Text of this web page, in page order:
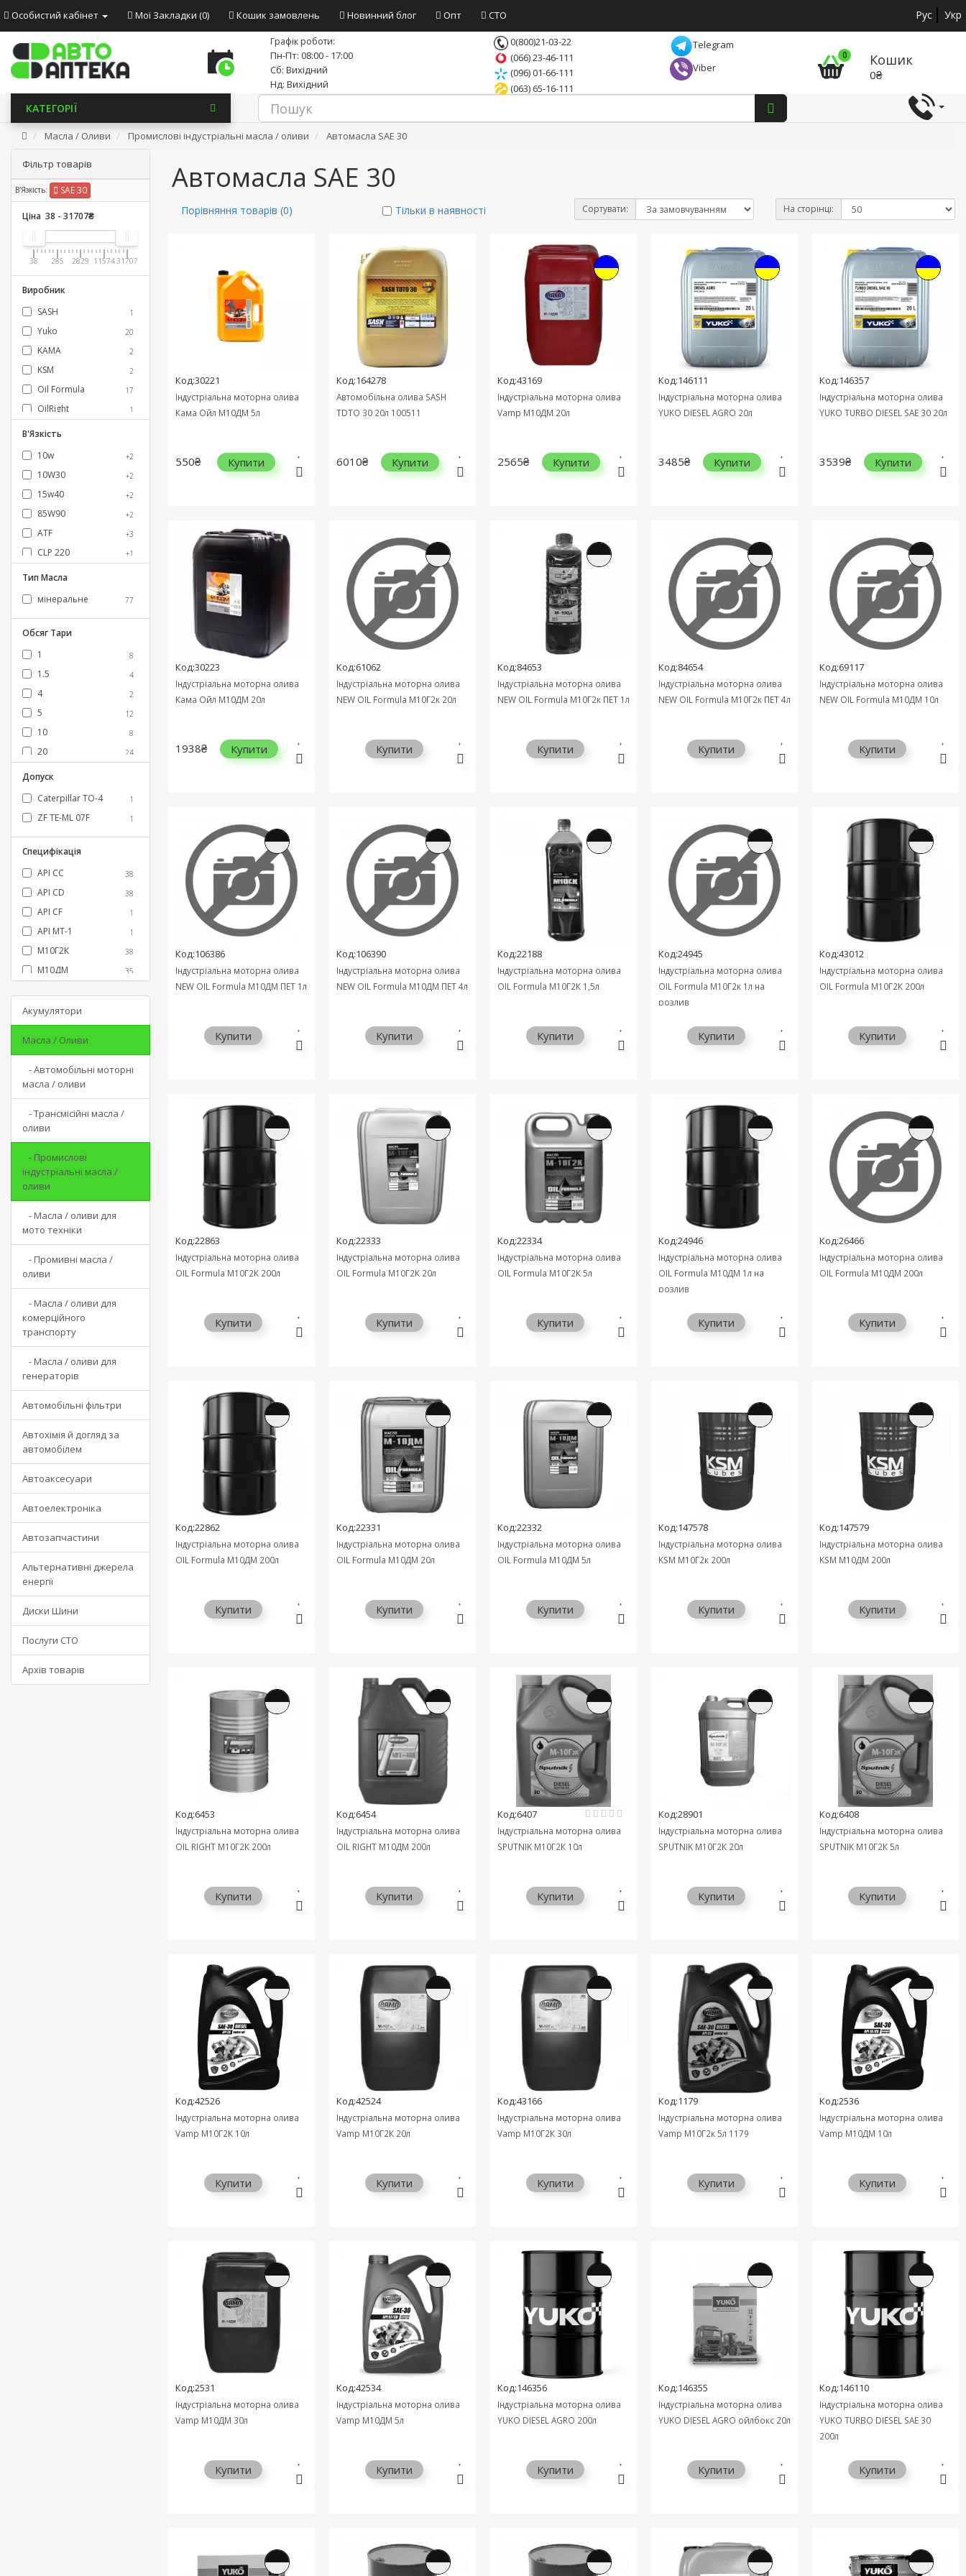
Особистий кабінет Мої Закладки (0) Кошик замовлень Новинний блог Опт СТО Рус Укр
Графік роботи:
Пн-Пт: 08:00 - 17:00
Сб: Вихідний
Нд: Вихідний
0(800)21-03-22
(066) 23-46-111
(096) 01-66-111
(063) 65-16-111
Telegram
Viber
0 Кошик
0₴
КАТЕГОРІЇ
Масла / Оливи Промислові індустріальні масла / оливи Автомасла SAE 30
Фільтр товарів
В'Язкість: SAE 30
Ціна 38 - 31707₴
38 285 2829 1157431707
Виробник
SASH
1
Yuko 20
KAMA 2
KSM 2
Oil Formula 17
OilRight 1
SPUTNIK
WANTOIL 2
Тайга
В'Язкість
10w
+2
10W30 +2
15w40 +2
85W90 +2
ATF +3
CLP 220 +1
H100
HLP 150
HLP 32 +16
HLP 46 +53
HLP 68 +14
HM 46 +14
HM 68 +1
HV 15 +2
HV 32
HVI 46
HVLP 32
HVLP 46
SAE 30
SAE 40
SAE 50
SAE 60
UTTO +2
VDL100
VG 68 +1
VHVI
І-20А
І-40А
І-50А
М-10ДМ
М-14В2
М-8В
МГЕ-46В
Тип Масла
мінеральне
77
Обсяг Тари
1
8
1.5 4
4 2
5 12
10 8
20 24
Допуск
Caterpillar TO-4
1
ZF TE-ML 07F 1
Специфікація
API CC
38
API CD 38
API CF 1
API MT-1 1
М10Г2К 38
М10ДМ 35
Акумулятори
Масла / Оливи
- Автомобільні моторні
масла / оливи
- Трансмісійні масла /
оливи
- Промислові
індустріальні масла /
оливи
- Масла / оливи для
мото техніки
- Промивні масла /
оливи
- Масла / оливи для
комерційного
транспорту
- Масла / оливи для
генераторів
Автомобільні фільтри
Автохімія й догляд за
автомобілем
Автоаксесуари
Автоелектроніка
Автозапчастини
Альтернативні джерела
енергії
Диски Шини
Послуги СТО
Архів товарів
Автомасла SAE 30
Порівняння товарів (0) Тільки в наявності Сортувати: На сторінці:
Код:30221
Індустріальна моторна олива
Кама Ойл М10ДМ 5л
550₴ Купити
Код:164278
Автомобільна олива SASH
TDTO 30 20л 100511
6010₴ Купити
Код:43169
Індустріальна моторна олива
Vamp М10ДМ 20л
2565₴ Купити
Код:146111
Індустріальна моторна олива
YUKO DIESEL AGRO 20л
3485₴ Купити
Код:146357
Індустріальна моторна олива
YUKO TURBO DIESEL SAE 30 20л
3539₴ Купити
Код:30223
Індустріальна моторна олива
Кама Ойл М10ДМ 20л
1938₴ Купити
Код:61062
Індустріальна моторна олива
NEW OIL Formula М10Г2к 20л
Купити
Код:84653
Індустріальна моторна олива
NEW OIL Formula М10Г2к ПЕТ 1л
Купити
Код:84654
Індустріальна моторна олива
NEW OIL Formula М10Г2к ПЕТ 4л
Купити
Код:69117
Індустріальна моторна олива
NEW OIL Formula М10ДМ 10л
Купити
Код:106386
Індустріальна моторна олива
NEW OIL Formula М10ДМ ПЕТ 1л
Купити
Код:106390
Індустріальна моторна олива
NEW OIL Formula М10ДМ ПЕТ 4л
Купити
Код:22188
Індустріальна моторна олива
OIL Formula М10Г2К 1,5л
Купити
Код:24945
Індустріальна моторна олива
OIL Formula М10Г2к 1л на
розлив
Купити
Код:43012
Індустріальна моторна олива
OIL Formula М10Г2К 200л
Купити
Код:22863
Індустріальна моторна олива
OIL Formula М10Г2К 200л
Купити
Код:22333
Індустріальна моторна олива
OIL Formula М10Г2К 20л
Купити
Код:22334
Індустріальна моторна олива
OIL Formula М10Г2К 5л
Купити
Код:24946
Індустріальна моторна олива
OIL Formula М10ДМ 1л на
розлив
Купити
Код:26466
Індустріальна моторна олива
OIL Formula М10ДМ 200л
Купити
Код:22862
Індустріальна моторна олива
OIL Formula М10ДМ 200л
Купити
Код:22331
Індустріальна моторна олива
OIL Formula М10ДМ 20л
Купити
Код:22332
Індустріальна моторна олива
OIL Formula М10ДМ 5л
Купити
Код:147578
Індустріальна моторна олива
KSM М10Г2к 200л
Купити
Код:147579
Індустріальна моторна олива
KSM М10ДМ 200л
Купити
Код:6453
Індустріальна моторна олива
OIL RIGHT М10Г2К 200л
Купити
Код:6454
Індустріальна моторна олива
OIL RIGHT М10ДМ 200л
Купити
Код:6407
Індустріальна моторна олива
SPUTNIK М10Г2К 10л
Купити
Код:28901
Індустріальна моторна олива
SPUTNIK М10Г2К 20л
Купити
Код:6408
Індустріальна моторна олива
SPUTNIK М10Г2К 5л
Купити
Код:42526
Індустріальна моторна олива
Vamp М10Г2К 10л
Купити
Код:42524
Індустріальна моторна олива
Vamp М10Г2К 20л
Купити
Код:43166
Індустріальна моторна олива
Vamp М10Г2К 30л
Купити
Код:1179
Індустріальна моторна олива
Vamp М10Г2к 5л 1179
Купити
Код:2536
Індустріальна моторна олива
Vamp М10ДМ 10л
Купити
Код:2531
Індустріальна моторна олива
Vamp М10ДМ 30л
Купити
Код:42534
Індустріальна моторна олива
Vamp М10ДМ 5л
Купити
Код:146356
Індустріальна моторна олива
YUKO DIESEL AGRO 200л
Купити
Код:146355
Індустріальна моторна олива
YUKO DIESEL AGRO ойлбокс 20л
Купити
Код:146110
Індустріальна моторна олива
YUKO TURBO DIESEL SAE 30
200л
Купити